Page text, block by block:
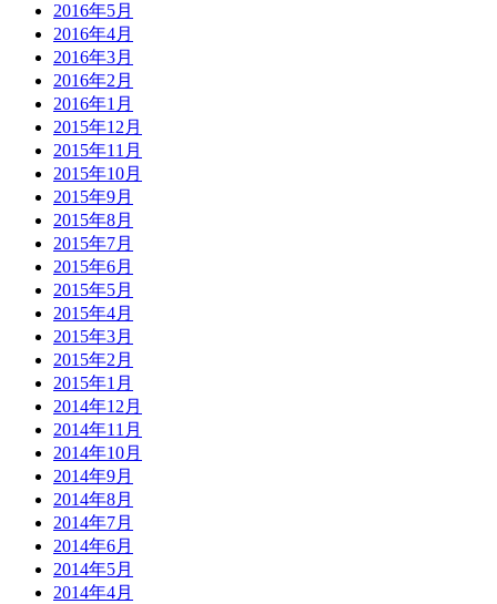
2016年5月
2016年4月
2016年3月
2016年2月
2016年1月
2015年12月
2015年11月
2015年10月
2015年9月
2015年8月
2015年7月
2015年6月
2015年5月
2015年4月
2015年3月
2015年2月
2015年1月
2014年12月
2014年11月
2014年10月
2014年9月
2014年8月
2014年7月
2014年6月
2014年5月
2014年4月